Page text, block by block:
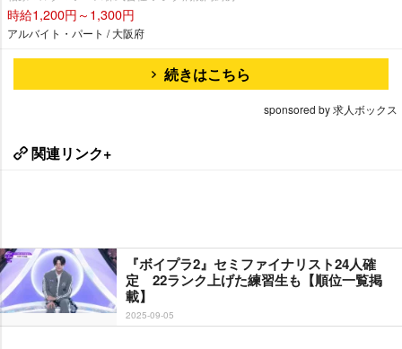
時給1,200円～1,300円
アルバイト・パート / 大阪府
続きはこちら
sponsored by 求人ボックス
関連リンク+
『ボイプラ2』セミファイナリスト24人確
定 22ランク上げた練習生も【順位一覧掲
載】
2025-09-05